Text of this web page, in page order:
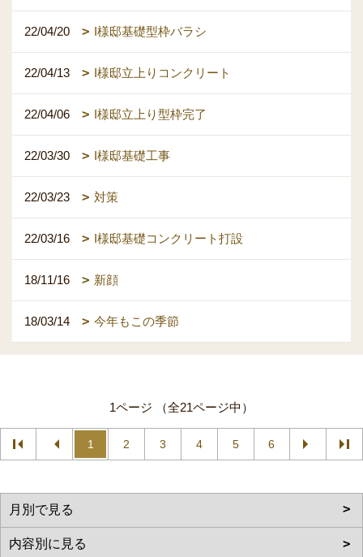
22/04/20 I様邸基礎型枠バラシ
22/04/13 I様邸立上りコンクリート
22/04/06 I様邸立上り型枠完了
22/03/30 I様邸基礎工事
22/03/23 対策
22/03/16 I様邸基礎コンクリート打設
18/11/16 新顔
18/03/14 今年もこの季節
1ページ （全21ページ中）
1 2 3 4 5 6